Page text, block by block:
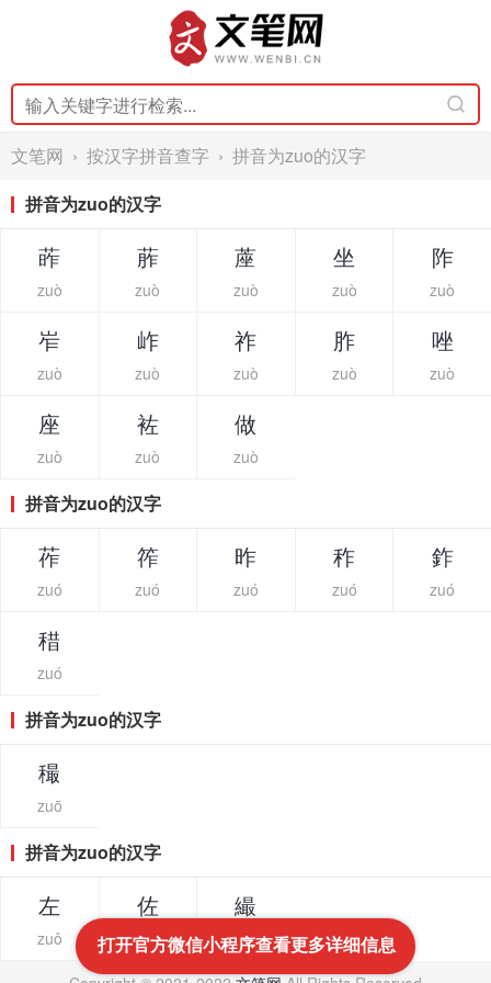
文笔网 › 按汉字拼音查字 › 拼音为zuo的汉字
拼音为zuo的汉字
葃
zuò
葄
zuò
蓙
zuò
坐
zuò
阼
zuò
岝
zuò
岞
zuò
祚
zuò
胙
zuò
唑
zuò
座
zuò
袏
zuò
做
zuò
拼音为zuo的汉字
莋
zuó
筰
zuó
昨
zuó
秨
zuó
鈼
zuó
稓
zuó
拼音为zuo的汉字
穝
zuō
拼音为zuo的汉字
左
zuǒ
佐
zuǒ
繓
zuǒ
打开官方微信小程序查看更多详细信息